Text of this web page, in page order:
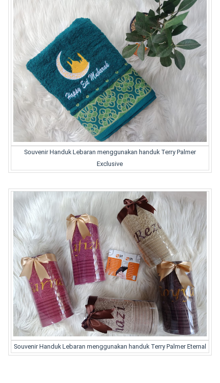
Souvenir Handuk Lebaran menggunakan handuk Terry Palmer
Exclusive
Souvenir Handuk Lebaran menggunakan handuk Terry Palmer Eternal